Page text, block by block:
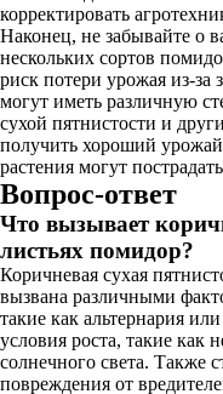
корректировать
Наконец, не забывайте о
нескольких сортов
риск потери урожая из-за
могут иметь различную
сухой пятнистости и
получить хороший
растения могут
Вопрос-ответ
Что вызывает
листьях помидор?
Коричневая сухая
вызвана различными
такие как альтернария
условия роста, такие как
солнечного света. Также
повреждения от